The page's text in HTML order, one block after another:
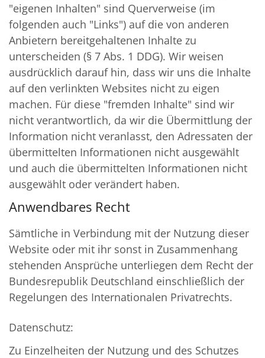
"eigenen Inhalten" sind Querverweise (im
folgenden auch "Links") auf die von anderen
Anbietern bereitgehaltenen Inhalte zu
unterscheiden (§ 7 Abs. 1 DDG). Wir weisen
ausdrücklich darauf hin, dass wir uns die Inhalte
auf den verlinkten Websites nicht zu eigen
machen. Für diese "fremden Inhalte" sind wir
nicht verantwortlich, da wir die Übermittlung der
Information nicht veranlasst, den Adressaten der
übermittelten Informationen nicht ausgewählt
und auch die übermittelten Informationen nicht
ausgewählt oder verändert haben.
Anwendbares Recht
Sämtliche in Verbindung mit der Nutzung dieser
Website oder mit ihr sonst in Zusammenhang
stehenden Ansprüche unterliegen dem Recht der
Bundesrepublik Deutschland einschließlich der
Regelungen des Internationalen Privatrechts.
Datenschutz:
Zu Einzelheiten der Nutzung und des Schutzes